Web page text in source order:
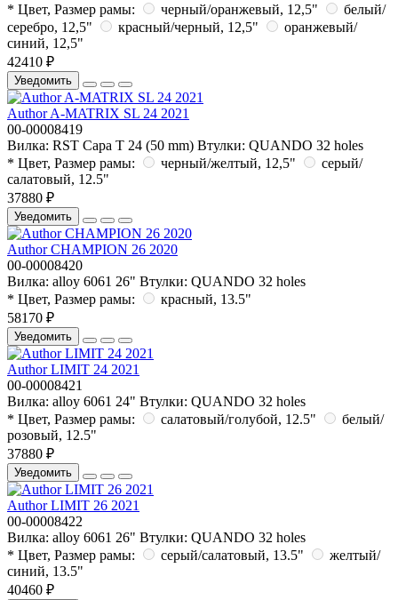
* Цвет, Размер рамы:
черный/оранжевый, 12,5"
белый/
серебро, 12,5"
красный/черный, 12,5"
оранжевый/
синий, 12,5"
42410 ₽
Уведомить
Author A-MATRIX SL 24 2021
00-00008419
Вилка: RST Capa T 24 (50 mm) Втулки: QUANDO 32 holes
* Цвет, Размер рамы:
черный/желтый, 12,5"
серый/
салатовый, 12.5"
37880 ₽
Уведомить
Author CHAMPION 26 2020
00-00008420
Вилка: alloy 6061 26" Втулки: QUANDO 32 holes
* Цвет, Размер рамы:
красный, 13.5"
58170 ₽
Уведомить
Author LIMIT 24 2021
00-00008421
Вилка: alloy 6061 24" Втулки: QUANDO 32 holes
* Цвет, Размер рамы:
салатовый/голубой, 12.5"
белый/
розовый, 12.5"
37880 ₽
Уведомить
Author LIMIT 26 2021
00-00008422
Вилка: alloy 6061 26" Втулки: QUANDO 32 holes
* Цвет, Размер рамы:
серый/салатовый, 13.5"
желтый/
синий, 13.5"
40460 ₽